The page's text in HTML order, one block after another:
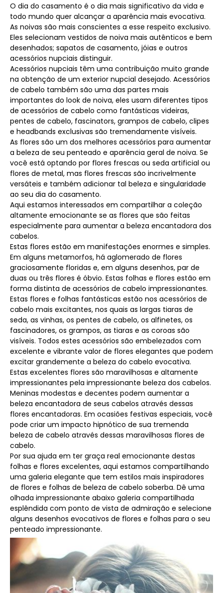
O dia do casamento é o dia mais significativo da vida e
todo mundo quer alcançar a aparência mais evocativa.
As noivas são mais conscientes a esse respeito exclusivo.
Eles selecionam vestidos de noiva mais autênticos e bem
desenhados; sapatos de casamento, jóias e outros
acessórios nupciais distinguir.
Acessórios nupciais têm uma contribuição muito grande
na obtenção de um exterior nupcial desejado. Acessórios
de cabelo também são uma das partes mais
importantes do look de noiva, eles usam diferentes tipos
de acessórios de cabelo como fantásticas videiras,
pentes de cabelo, fascinators, grampos de cabelo, clipes
e headbands exclusivas são tremendamente visíveis.
As flores são um dos melhores acessórios para aumentar
a beleza de seu penteado e aparência geral de noiva. Se
você está optando por flores frescas ou seda artificial ou
flores de metal, mas flores frescas são incrivelmente
versáteis e também adicionar tal beleza e singularidade
ao seu dia do casamento.
Aqui estamos interessados ​​em compartilhar a coleção
altamente emocionante se as flores que são feitas
especialmente para aumentar a beleza encantadora dos
cabelos.
Estas flores estão em manifestações enormes e simples.
Em alguns metamorfos, há aglomerado de flores
graciosamente floridas e, em alguns desenhos, par de
duas ou três flores é óbvio. Estas folhas e flores estão em
forma distinta de acessórios de cabelo impressionantes.
Estas flores e folhas fantásticas estão nos acessórios de
cabelo mais excitantes, nos quais as largas tiaras de
seda, as vinhas, os pentes de cabelo, os alfinetes, os
fascinadores, os grampos, as tiaras e as coroas são
visíveis. Todos estes acessórios são embelezados com
excelente e vibrante valor de flores elegantes que podem
excitar grandemente a beleza do cabelo evocativa.
Estas excelentes flores são maravilhosas e altamente
impressionantes pela impressionante beleza dos cabelos.
Meninas modestas e decentes podem aumentar a
beleza encantadora de seus cabelos através dessas
flores encantadoras. Em ocasiões festivas especiais, você
pode criar um impacto hipnótico de sua tremenda
beleza de cabelo através dessas maravilhosas flores de
cabelo.
Por sua ajuda em ter graça real emocionante destas
folhas e flores excelentes, aqui estamos compartilhando
uma galeria elegante que tem estilos mais inspiradores
de flores e folhas de beleza de cabelo soberba. Dê uma
olhada impressionante abaixo galeria compartilhada
esplêndida com ponto de vista de admiração e selecione
alguns desenhos evocativos de flores e folhas para o seu
penteado impressionante.